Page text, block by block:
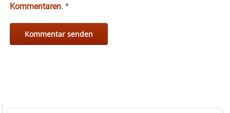
Kommentaren. *